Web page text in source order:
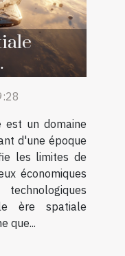
est un domaine
d'une époque
les limites de
économiques
ère spatiale
que...